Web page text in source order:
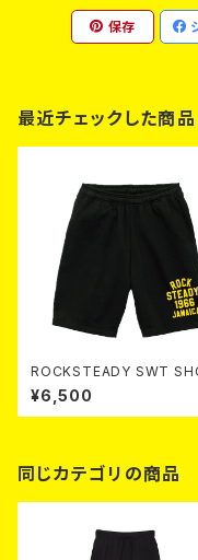
保存
最近チェックした商品
ROCKSTEADY SWT
T PANTS
¥6,500
同じカテゴリの商品